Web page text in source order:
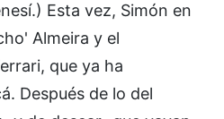
Esta vez, Simón en
Almeira y el
que ya ha
Después de lo del